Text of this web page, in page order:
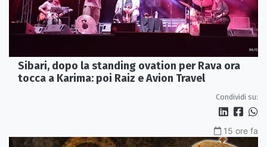
Sibari, dopo la standing ovation per Rava ora
tocca a Karima: poi Raiz e Avion Travel
Condividi su:
15 ore fa